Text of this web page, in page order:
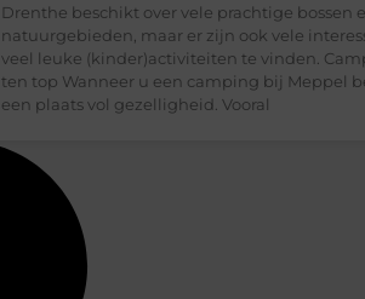
Drenthe beschikt over vele prachtige bossen
natuurgebieden, maar er zijn ook vele
veel leuke (kinder)activiteiten te vinden.
ten top Wanneer u een camping bij Meppel
een plaats vol gezelligheid. Vooral